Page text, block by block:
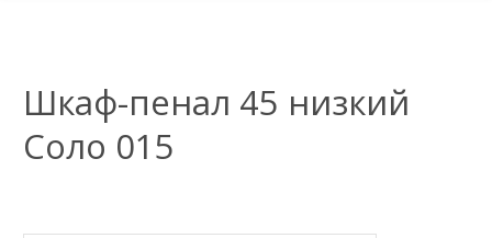
Шкаф-пенал 45 низкий
Соло 015